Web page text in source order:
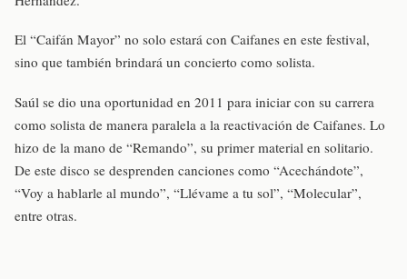
El “Caifán Mayor” no solo estará con Caifanes en este festival,
sino que también brindará un concierto como solista.
Saúl se dio una oportunidad en 2011 para iniciar con su carrera
como solista de manera paralela a la reactivación de Caifanes. Lo
hizo de la mano de “Remando”, su primer material en solitario.
De este disco se desprenden canciones como “Acechándote”,
“Voy a hablarle al mundo”, “Llévame a tu sol”, “Molecular”,
entre otras.